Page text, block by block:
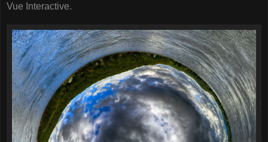
Vue Interactive.